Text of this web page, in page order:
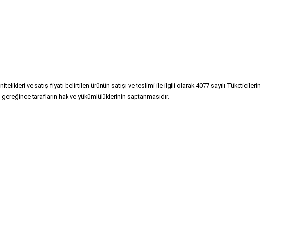
ve satış fiyatı belirtilen ürünün satışı ve teslimi ile ilgili olarak 4077 sayılı Tüketicilerin
tarafların hak ve yükümlülüklerinin saptanmasıdır.